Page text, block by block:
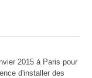
2015 à Paris pour
d'installer des